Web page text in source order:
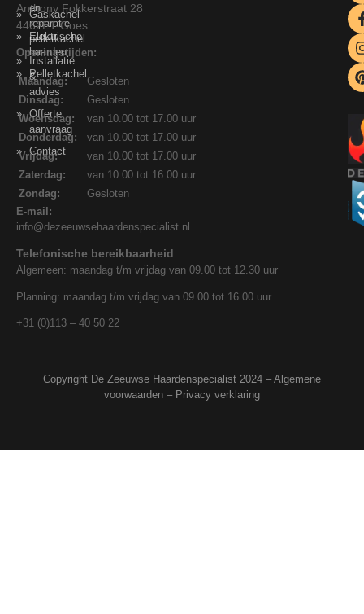
en
reparatie
pelletkachel
Installatie
&
advies
Offerte
aanvraag
Contact
Gaskachel
Elektrische
haarden
Pelletkachel
Anthony Fokkerstraat 28
4462ET Goes
Openingstijden:
Maandag:
Gesloten
Dinsdag:
Gesloten
Woensdag:
van 10.00 tot 17.00 uur
Donderdag:
van 10.00 tot 17.00 uur
Vrijdag:
van 10.00 tot 17.00 uur
Zaterdag:
van 10.00 tot 16.00 uur
Zondag:
Gesloten
E-mail:
info@dezeeuwsehaardenspecialist.nl
Telefonische bereikbaarheid
Algemeen: maandag t/m vrijdag van 09.00 tot 12.30 uur
Planning: maandag t/m vrijdag van 09.00 tot 16.00 uur
+31 (0)113 – 40 50 22
Copyright De Zeeuwse Haardenspecialist 2024 – Algemene
voorwaarden – Privacy verklaring